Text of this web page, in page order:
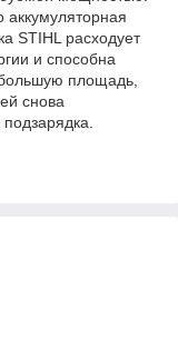
аккумуляторная
STIHL расходует
и способна
площадь,
снова